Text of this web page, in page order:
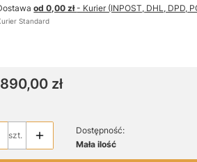
od 0,00 zł- Kurier (INPOST, DHL, DPD,
Standard
zł
szt.
Dostępność:
Mała ilość